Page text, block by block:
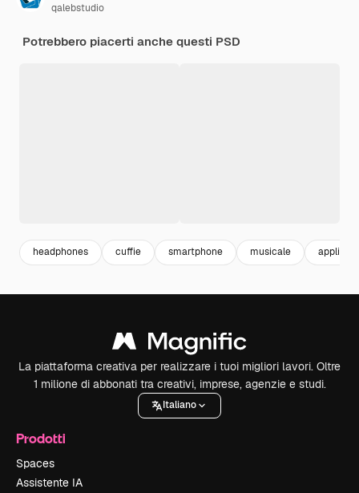
qalebstudio
Potrebbero piacerti anche questi PSD
headphones cuffie smartphone musicale
La piattaforma creativa per realizzare i tuoi migliori lavori. Oltre
1 milione di abbonati tra creativi, imprese, agenzie e studi.
Italiano
Prodotti
Spaces
Assistente IA